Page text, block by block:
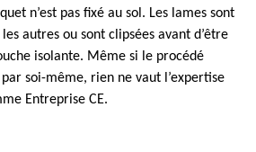
n’est pas fixé au sol. Les lames sont
autres ou sont clipsées avant d’être
isolante. Même si le procédé
soi-même, rien ne vaut l’expertise
Entreprise CE.